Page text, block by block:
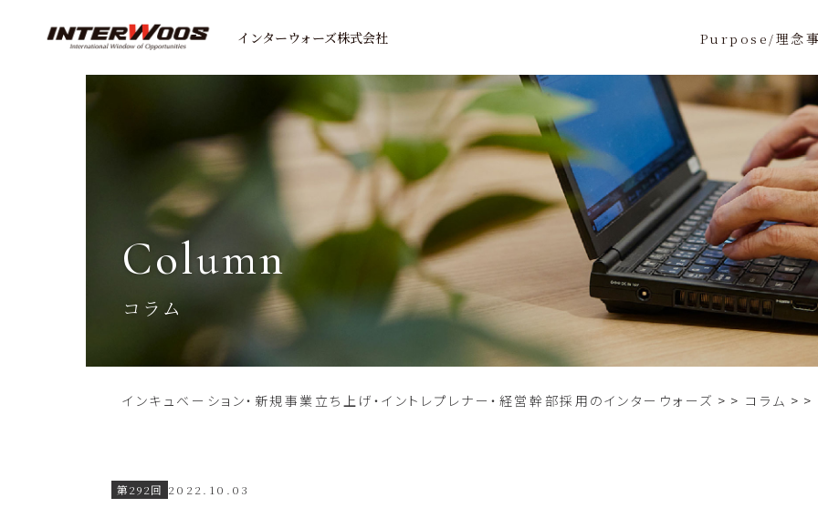
インターウォーズ株式会社 Purpose/理念
column
コラム
インキュベーション・新規事業立ち上げ・イントレプレナー・経営幹部採用のインターウォーズ > コラム >
第292回 2022.10.03